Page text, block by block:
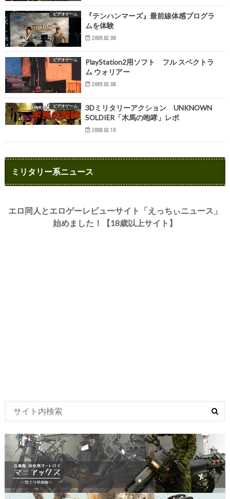
ビデオゲーム
『テンハンマーズ』最前線体感プログラ
ムを体験
2009.02.08
ビデオゲーム
PlayStation2用ソフト フル スペクトラ
ム ウォリアー
2009.02.08
ビデオゲーム
3Dミリタリーアクション UNKNOWN
SOLDIER「木馬の咆哮」レポ
2008.02.10
ミリタリー系ニュース
エロ同人とエロゲーレビューサイト「えっちぃニュース」
始めました！【18歳以上サイト】